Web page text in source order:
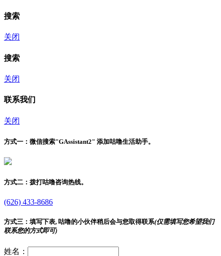
搜索
关闭
搜索
关闭
联系我们
关闭
方式一： 微信搜索"GAssistant2" 添加咕噜生活助手。
方式二： 拨打咕噜咨询热线。
(626) 433-8686
方式三： 填写下表, 咕噜的小伙伴稍后会与您取得联系(仅需填写您希望我们
联系您的方式即可)
姓名：